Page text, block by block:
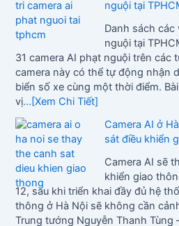
nguội tại
Danh sách các
nguội tại
31 camera AI phạt nguội trên các
camera này có thể tự động nhận
biển số xe cùng một thời điểm.
vị...[Xem Chi Tiết]
Camera AI ở
sát điều khiển
Camera AI sẽ
khiển giao
12, sau khi triển khai đầy đủ hệ
thông ở Hà Nội sẽ không cần
Trung tướng Nguyễn Thanh Tùng